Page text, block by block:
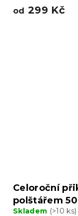
od 299 Kč
Celoroční
polštářem
Skladem (>10 ks)